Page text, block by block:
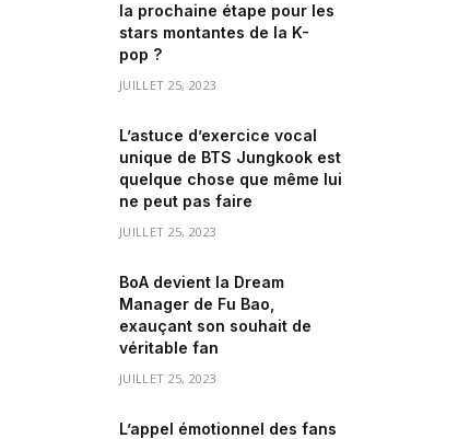
la prochaine étape pour les
stars montantes de la K-
pop ?
JUILLET 25, 2023
L’astuce d’exercice vocal
unique de BTS Jungkook est
quelque chose que même lui
ne peut pas faire
JUILLET 25, 2023
BoA devient la Dream
Manager de Fu Bao,
exauçant son souhait de
véritable fan
JUILLET 25, 2023
L’appel émotionnel des fans